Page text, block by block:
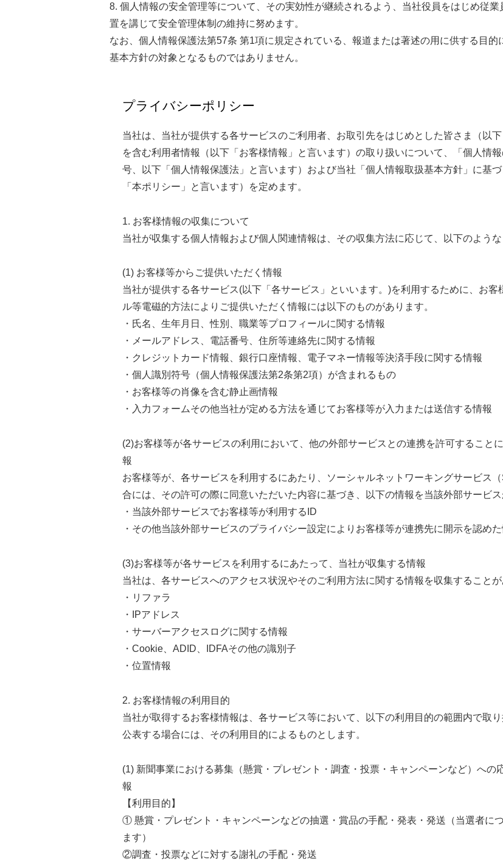
8. 個人情報の安全管理等について、その実効性が継続されるよう、当社役員をはじめ従
置を講じて安全管理体制の維持に努めます。
なお、個人情報保護法第57条 第1項に規定されている、報道または著述の用に供する目
基本方針の対象となるものではありません。
プライバシーポリシー
当社は、当社が提供する各サービスのご利用者、お取引先をはじめとした皆さま（以
を含む利用者情報（以下「お客様情報」と言います）の取り扱いについて、「個人情
号、以下「個人情報保護法」と言います）および当社「個人情報取扱基本方針」に基
「本ポリシー」と言います）を定めます。
1. お客様情報の収集について
当社が収集する個人情報および個人関連情報は、その収集方法に応じて、以下のような
(1) お客様等からご提供いただく情報
当社が提供する各サービス(以下「各サービス」といいます。)を利用するために、お
ル等電磁的方法によりご提供いただく情報には以下のものがあります。
・氏名、生年月日、性別、職業等プロフィールに関する情報
・メールアドレス、電話番号、住所等連絡先に関する情報
・クレジットカード情報、銀行口座情報、電子マネー情報等決済手段に関する情報
・個人識別符号（個人情報保護法第2条第2項）が含まれるもの
・お客様等の肖像を含む静止画情報
・入力フォームその他当社が定める方法を通じてお客様等が入力または送信する情報
(2)お客様等が各サービスの利用において、他の外部サービスとの連携を許可すること
報
お客様等が、各サービスを利用するにあたり、ソーシャルネットワーキングサービス
合には、その許可の際に同意いただいた内容に基づき、以下の情報を当該外部サービス
・当該外部サービスでお客様等が利用するID
・その他当該外部サービスのプライバシー設定によりお客様等が連携先に開示を認めた
(3)お客様等が各サービスを利用するにあたって、当社が収集する情報
当社は、各サービスへのアクセス状況やそのご利用方法に関する情報を収集すること
・リファラ
・IPアドレス
・サーバーアクセスログに関する情報
・Cookie、ADID、IDFAその他の識別子
・位置情報
2. お客様情報の利用目的
当社が取得するお客様情報は、各サービス等において、以下の利用目的の範囲内で取
公表する場合には、その利用目的によるものとします。
(1) 新聞事業における募集（懸賞・プレゼント・調査・投票・キャンペーンなど）へ
報
【利用目的】
① 懸賞・プレゼント・キャンペーンなどの抽選・賞品の手配・発表・発送（当選者に
ます）
②調査・投票などに対する謝礼の手配・発送